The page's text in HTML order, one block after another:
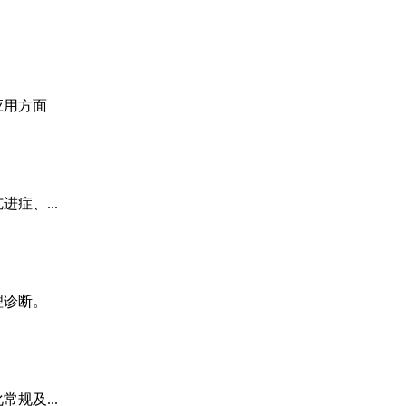
用方面
症、...
断。
规及...